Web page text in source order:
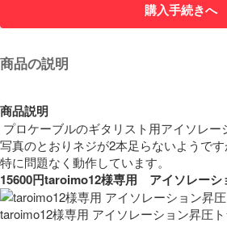
購入手続きへ
商品の説明
商品説明
プロケーブルのギタリスト用アイソレ
写真のとおりネジが2本足らないようです
15600円taroimo12様専用　アイソレー
taroimo12様専用 アイソレーション昇圧